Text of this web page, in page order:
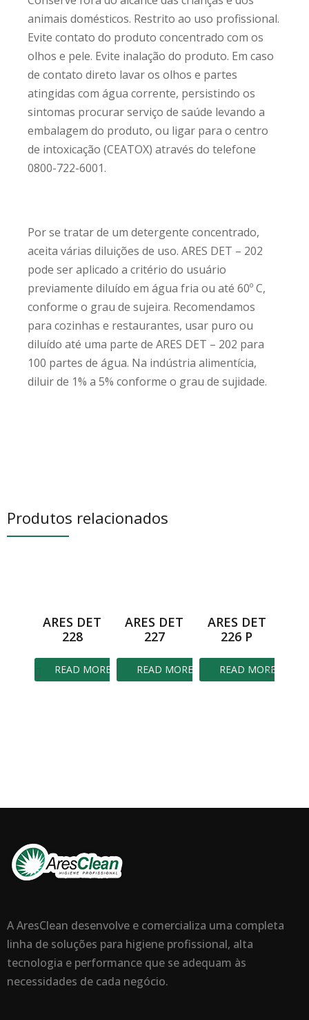
animais domésticos. Restrito ao uso profissional.
Evite contato do produto concentrado com os
olhos e pele. Evite inalação do produto. Em caso
de contato direto lavar os olhos e partes
atingidas com água corrente, persistindo os
sintomas procurar serviço de saúde levando a
embalagem do produto, ou ligar para o centro
de intoxicação (CEATOX) através do telefone
0800-722-6001.
Por se tratar de um detergente concentrado,
aceita várias diluições de uso. ARES DET – 202
pode ser aplicado a critério do usuário
previamente diluído em água fria ou até 60º C,
conforme o grau de sujeira. Recomendamos
para cozinhas e restaurantes, usar puro ou
diluído até uma parte de ARES DET – 202 para
100 partes de água. Na indústria alimentícia,
diluir de 1% a 5% conforme o grau de sujidade.
Produtos relacionados
ARES DET
228
READ MORE
ARES DET
227
READ MORE
ARES DET
226 P
READ MORE
A AresClean desenvolve e comercializa uma completa
linha de soluções para higiene profissional, alta
tecnologia e performance que se adequam às
necessidades de cada negócio.